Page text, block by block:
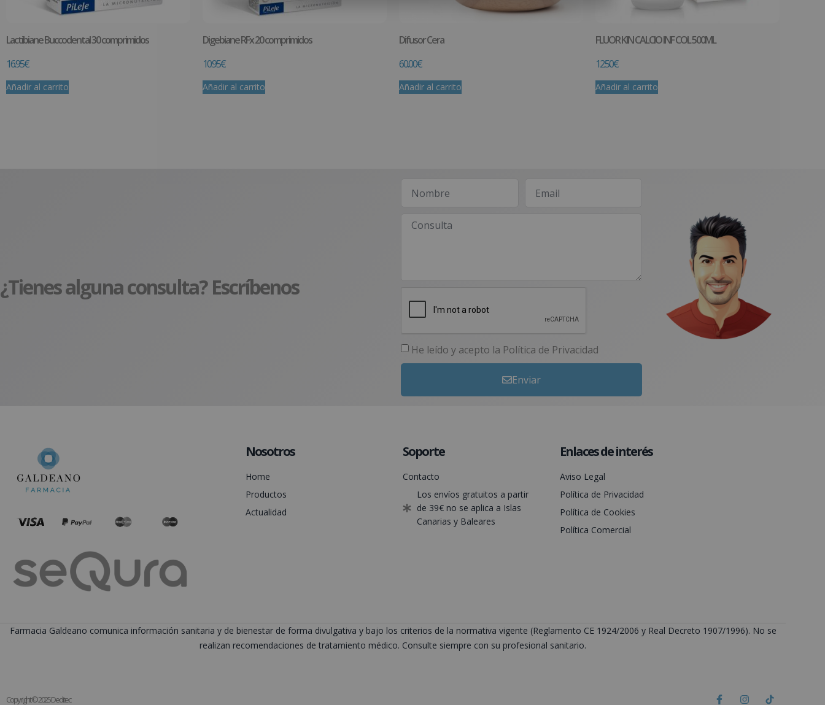
Lactibiane Buccodental 30 comprimidos
16.95€
Añadir al carrito
Digebiane RFx 20 comprimidos
10.95€
Añadir al carrito
Difusor Cera
60.00€
Añadir al carrito
FLUOR KIN CALCIO INF COL 500ML
12.50€
Añadir al carrito
¿Tienes alguna consulta? Escríbenos
He leído y acepto la Política de Privacidad
Enviar
Nosotros
Home
Productos
Actualidad
Soporte
Contacto
Los envíos gratuitos a partir
de 39€ no se aplica a Islas
Canarias y Baleares
Enlaces de interés
Aviso Legal
Política de Privacidad
Política de Cookies
Política Comercial
Farmacia Galdeano comunica información sanitaria y de bienestar de forma divulgativa y bajo los criterios de la normativa vigente (Reglamento CE 1924/2006 y Real Decreto 1907/1996). No se
realizan recomendaciones de tratamiento médico. Consulte siempre con su profesional sanitario.
Copyright © 2025 Deditec